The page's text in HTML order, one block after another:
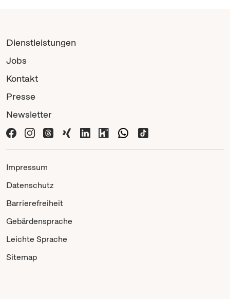
Dienstleistungen
Jobs
Kontakt
Presse
Newsletter
Impressum
Datenschutz
Barrierefreiheit
Gebärdensprache
Leichte Sprache
Sitemap